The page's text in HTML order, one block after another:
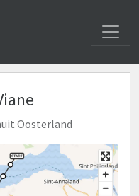
Oosterland